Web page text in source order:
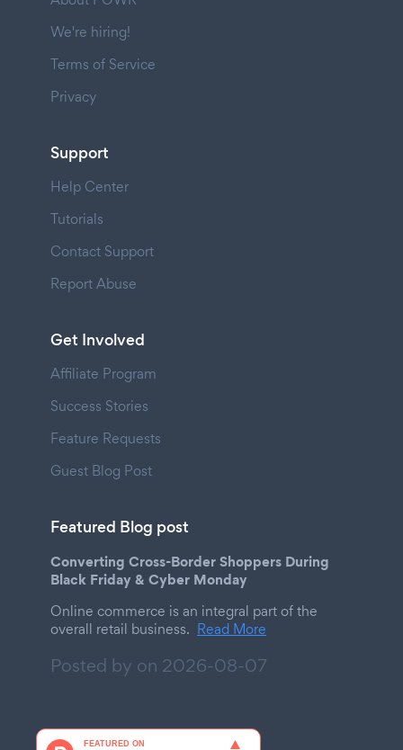
We're hiring!
Terms of Service
Privacy
Support
Help Center
Tutorials
Contact Support
Report Abuse
Get Involved
Affiliate Program
Success Stories
Feature Requests
Guest Blog Post
Featured Blog post
Converting Cross-Border Shoppers During
Black Friday & Cyber Monday
Online commerce is an integral part of the
overall retail business. Read More
Posted by on 2026-08-07